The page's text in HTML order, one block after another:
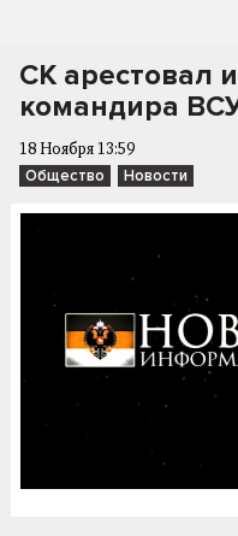
СК арестовал
командира
18 Ноября 13:59
Общество Новости